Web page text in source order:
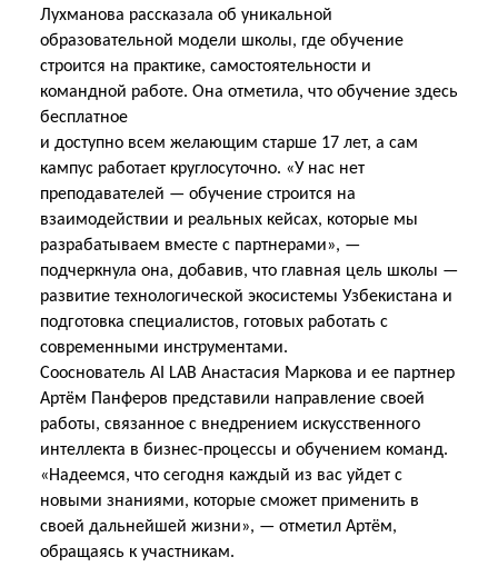
Лухманова рассказала об уникальной
образовательной модели школы, где обучение
строится на практике, самостоятельности и
командной работе. Она отметила, что обучение здесь
бесплатное
и доступно всем желающим старше 17 лет, а сам
кампус работает круглосуточно. «У нас нет
преподавателей — обучение строится на
взаимодействии и реальных кейсах, которые мы
разрабатываем вместе с партнерами», —
подчеркнула она, добавив, что главная цель школы —
развитие технологической экосистемы Узбекистана и
подготовка специалистов, готовых работать с
современными инструментами.
Сооснователь AI LAB Анастасия Маркова и ее партнер
Артём Панферов представили направление своей
работы, связанное с внедрением искусственного
интеллекта в бизнес-процессы и обучением команд.
«Надеемся, что сегодня каждый из вас уйдет с
новыми знаниями, которые сможет применить в
своей дальнейшей жизни», — отметил Артём,
обращаясь к участникам.